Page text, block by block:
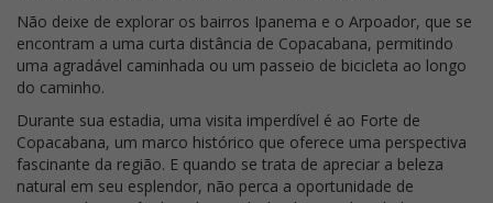
Não deixe de explorar os bairros Ipanema e o Arpoador, que se
encontram a uma curta distância de Copacabana, permitindo
uma agradável caminhada ou um passeio de bicicleta ao longo
do caminho.
Durante sua estadia, uma visita imperdível é ao Forte de
Copacabana, um marco histórico que oferece uma perspectiva
fascinante da região. E quando se trata de apreciar a beleza
natural em seu esplendor, não perca a oportunidade de